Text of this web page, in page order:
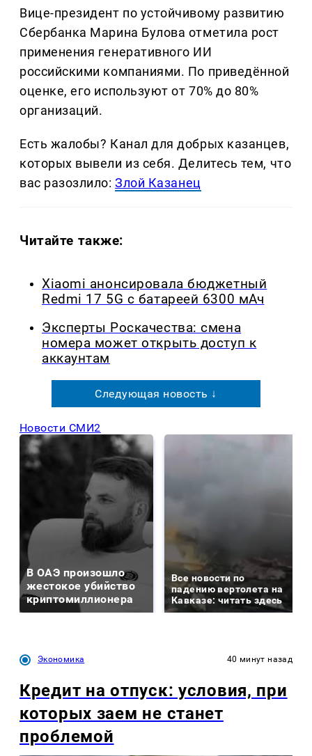
Вице-президент по устойчивому развитию
Сбербанка Марина Булова отметила рост
применения генеративного ИИ
российскими компаниями. По приведённой
оценке, его используют от 70% до 80%
организаций.
Есть жалобы? Канал для добрых казанцев,
которых вывели из себя. Делитеcь тем, что
вас разозлило:Злой Казанец
Читайте также:
Xiaomi анонсировала бюджетный
Redmi 17 5G с батареей 6300 мАч
Эксперты Роскачества: смена
номера может открыть доступ к
аккаунтам
Следующая новость ↓
Новости СМИ2
В ОАЭ произошло
жестокое убийство
криптомиллионера
Все новости по
падению вертолета на
Кавказе: читать здесь
Экономика 40 минут назад
Кредит на отпуск: условия, при
которых заем не станет
проблемой